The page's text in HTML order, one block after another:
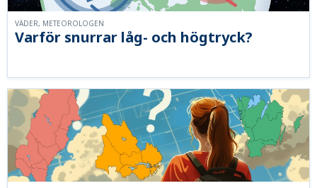
Varför snurrar låg- och högtryck?
VÄDER, METEOROLOGEN